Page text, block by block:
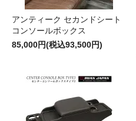
アンティーク セカンドシート
コンソールボックス
85,000円(税込93,500円)